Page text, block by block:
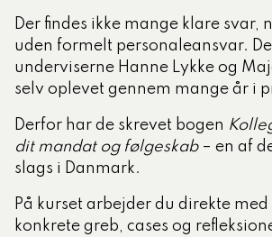
Der findes ikke mange klare svar,
uden formelt personaleansvar.
underviserne Hanne Lykke og
selv oplevet gennem mange år i
Derfor har de skrevet bogen
dit mandat og følgeskab– en af
slags i Danmark.
På kurset arbejder du direkte med
konkrete greb, cases og